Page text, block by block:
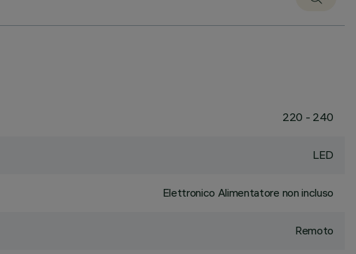
220 - 240
LED
Elettronico Alimentatore non incluso
Remoto